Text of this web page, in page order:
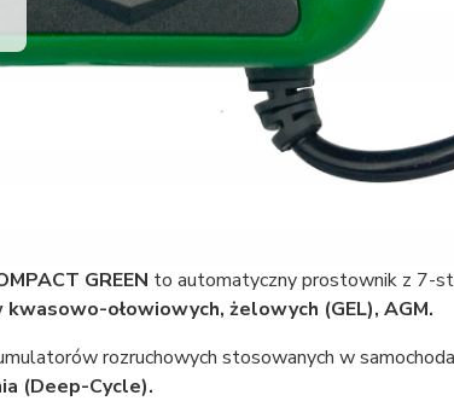
GREEN to automatyczny prostownik z 7-
ołowiowych, żelowych (GEL), AGM.
rozruchowych stosowanych w
(Deep-Cycle).